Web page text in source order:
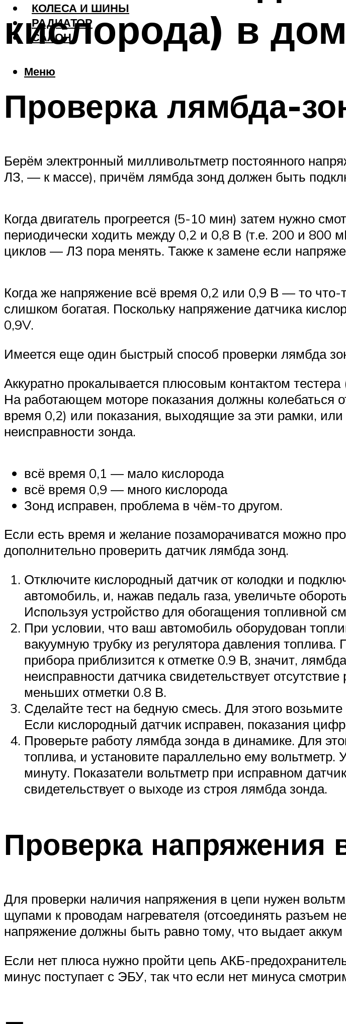
КОЛЕСА И ШИНЫ
РАДИАТОР
САЛОН
Меню
кислорода) в
Проверка лямбда-
Берём электронный милливольтметр постоянного
ЛЗ, — к массе), причём лямбда зонд должен быть
Когда двигатель прогреется (5-10 мин) затем нужно
периодически ходить между 0,2 и 0,8 В (т.е. 200 и 800
циклов — ЛЗ пора менять. Также к замене если
Когда же напряжение всё время 0,2 или 0,9 В — то
слишком богатая. Поскольку напряжение датчика
0,9V.
Имеется еще один быстрый способ проверки лямбда
Аккуратно прокалывается плюсовым контактом
На работающем моторе показания должны колебаться
время 0,2) или показания, выходящие за эти рамки,
неисправности зонда.
всё время 0,1 — мало кислорода
всё время 0,9 — много кислорода
Зонд исправен, проблема в чём-то другом.
Если есть время и желание позаморачиватся можно
дополнительно проверить датчик лямбда зонд.
Отключите кислородный датчик от колодки и
автомобиль, и, нажав педаль газа, увеличьте
Используя устройство для обогащения топливной
При условии, что ваш автомобиль оборудован
вакуумную трубку из регулятора давления
прибора приблизится к отметке 0.9 В, значит,
неисправности датчика свидетельствует
меньших отметки 0.8 В.
Сделайте тест на бедную смесь. Для этого
Если кислородный датчик исправен, показания
Проверьте работу лямбда зонда в динамике. Для
топлива, и установите параллельно ему вольтметр.
минуту. Показатели вольтметр при исправном
свидетельствует о выходе из строя лямбда зонда.
Проверка напряжения
Для проверки наличия напряжения в цепи нужен
щупами к проводам нагревателя (отсоединять разъем
напряжение должны быть равно тому, что выдает
Если нет плюса нужно пройти цепь АКБ-
минус поступает с ЭБУ, так что если нет минуса